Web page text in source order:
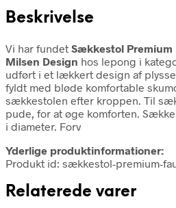
Beskrivelse
Vi har fundet Sækkestol Premium
Milsen Design hos lepong i
udført i et lækkert design af
fyldt med bløde komfortable
sækkestolen efter kroppen. Til
pude, for at øge komforten.
i diameter. Forv
Yderlige produktinformationer:
Produkt id: sækkestol-premium-
Relaterede varer